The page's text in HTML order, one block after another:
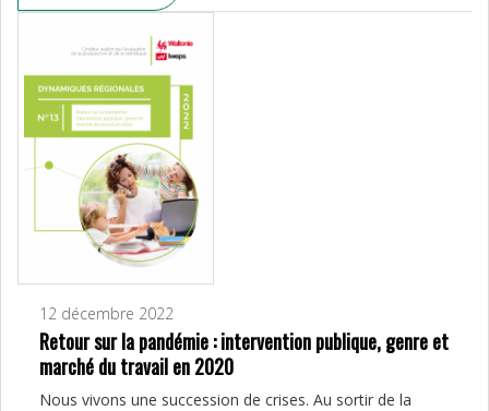
12 décembre 2022
Retour sur la pandémie : intervention publique, genre et
marché du travail en 2020
Nous vivons une succession de crises. Au sortir de la